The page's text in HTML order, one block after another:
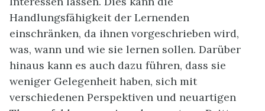
Handlungsfähigkeit der Lernenden
einschränken, da ihnen vorgeschrieben wird,
was, wann und wie sie lernen sollen. Darüber
hinaus kann es auch dazu führen, dass sie
weniger Gelegenheit haben, sich mit
verschiedenen Perspektiven und neuartigen